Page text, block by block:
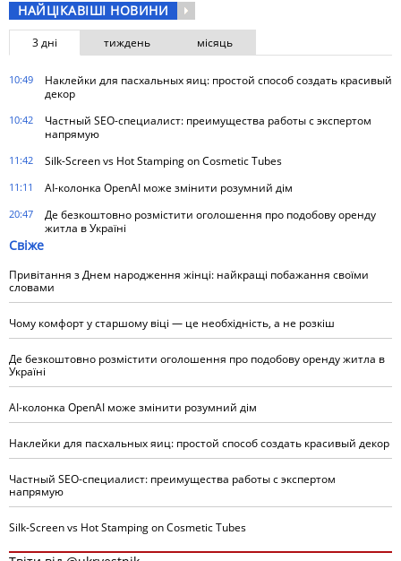
НАЙЦІКАВІШІ НОВИНИ
3 дні тиждень місяць
10:49
Наклейки для пасхальных яиц: простой способ создать красивый
декор
10:42
Частный SEO-специалист: преимущества работы с экспертом
напрямую
11:42 Silk-Screen vs Hot Stamping on Cosmetic Tubes
11:11 AI-колонка OpenAI може змінити розумний дім
20:47
Де безкоштовно розмістити оголошення про подобову оренду
житла в Україні
Свіже
Привітання з Днем народження жінці: найкращі побажання своїми
словами
Чому комфорт у старшому віці — це необхідність, а не розкіш
Де безкоштовно розмістити оголошення про подобову оренду житла в
Україні
AI-колонка OpenAI може змінити розумний дім
Наклейки для пасхальных яиц: простой способ создать красивый декор
Частный SEO-специалист: преимущества работы с экспертом
напрямую
Silk-Screen vs Hot Stamping on Cosmetic Tubes